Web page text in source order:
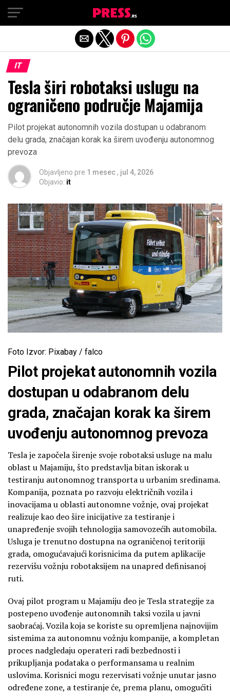
IT
Tesla širi robotaksi uslugu na
ograničeno područje Majamija
Pilot projekat autonomnih vozila dostupan u odabranom
delu grada, značajan korak ka širem uvođenju autonomnog
prevoza
Objavljeno pre 1 mesec , jul 4, 2026
Objavio: it
Foto Izvor: Pixabay / falco
Pilot projekat autonomnih vozila
dostupan u odabranom delu
grada, značajan korak ka širem
uvođenju autonomnog prevoza
Tesla je započela širenje svoje robotaksi usluge na malu
oblast u Majamiju, što predstavlja bitan iskorak u
testiranju autonomnog transporta u urbanim sredinama.
Kompanija, poznata po razvoju električnih vozila i
inovacijama u oblasti autonomne vožnje, ovaj projekat
realizuje kao deo šire inicijative za testiranje i
unapređenje svojih tehnologija samovozećih automobila.
Usluga je trenutno dostupna na ograničenoj teritoriji
grada, omogućavajući korisnicima da putem aplikacije
rezervišu vožnju robotaksijem na unapred definisanoj
ruti.
Ovaj pilot program u Majamiju deo je Tesla strategije za
postepeno uvođenje autonomnih taksi vozila u javni
saobraćaj. Vozila koja se koriste su opremljena najnovijim
sistemima za autonomnu vožnju kompanije, a kompletan
proces nadgledaju operateri radi bezbednosti i
prikupljanja podataka o performansama u realnim
uslovima. Korisnici mogu rezervisati vožnje unutar jasno
određene zone, a testiranje će, prema planu, omogućiti
Exit mobile version